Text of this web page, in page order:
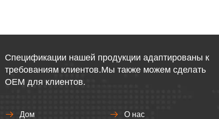
Спецификации нашей продукции адаптированы к
требованиям клиентов.Мы также можем сделать
OEM для клиентов.
Дом О нас